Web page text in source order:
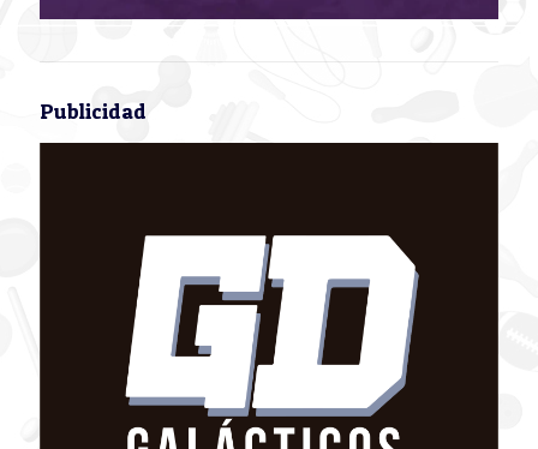
Publicidad